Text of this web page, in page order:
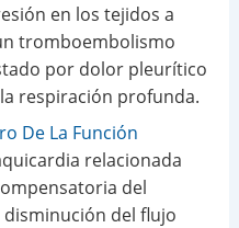
en los tejidos a
tromboembolismo
por dolor pleurítico
respiración profunda.
De La Función
relacionada
del
del flujo